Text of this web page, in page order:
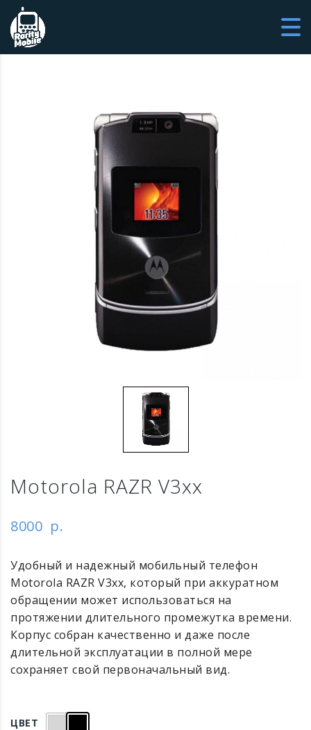
Motorola RAZR V3xx
8000 р.
Удобный и надежный мобильный телефон
Motorola RAZR V3xx, который при аккуратном
обращении может использоваться на
протяжении длительного промежутка времени.
Корпус собран качественно и даже после
длительной эксплуатации в полной мере
сохраняет свой первоначальный вид.
ЦВЕТ